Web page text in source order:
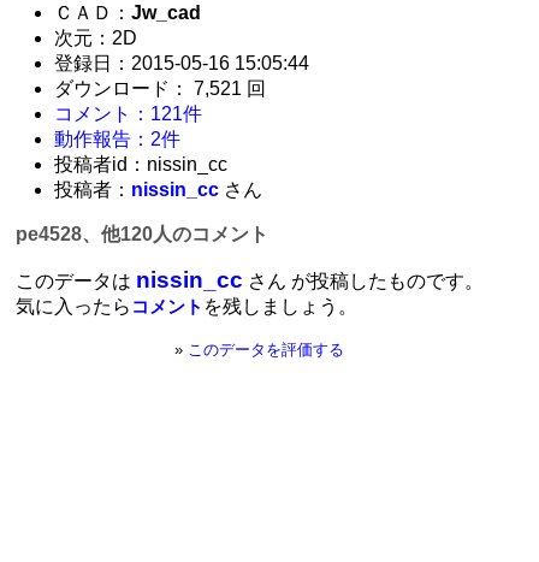
ＣＡＤ：Jw_cad
次元：2D
登録日：2015-05-16 15:05:44
ダウンロード： 7,521 回
コメント：121件
動作報告：2件
投稿者id：nissin_cc
投稿者： nissin_cc さん
pe4528、他120人のコメント
このデータは nissin_cc さん が投稿したものです。
気に入ったら コメント を残しましょう。
» このデータを評価する